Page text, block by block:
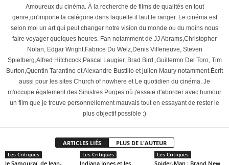
Amoureux du cinéma. À la recherche de films de qualités en tout
genre,qu'importe la catégorie dans laquelle il faut le ranger. Le cinéma est
selon moi un art qui peut changer notre vision du monde ou du moins nous
faire voyager quelques heures. Fan notamment de JJ Abrams,Christopher
Nolan, Edgar Wright,Fabrice Du Welz,Denis Villeneuve, Steven
Spielberg,Alfred Hitchcock,Pascal Laugier, Brad Bird ,Guillermo Del Toro, Tim
Burton,Quentin Tarantino et Alexandre Bustillo et julien Maury notamment.Écrit
aussi pour les sites Church of nowhere et Le quotidien du cinéma. Je
m'occupe également des Sinistres Purges où j'essaie d'aborder avec humour
un film que je trouve personnellement mauvais tout en essayant de rester le
plus objectif possible :)
ARTICLES LIÉS PLUS DE L'AUTEUR
Les Critiques
le Samouraï, de Jean-
Les Critiques
Indiana Jones et les
Les Critiques
Spider-Man : Brand New